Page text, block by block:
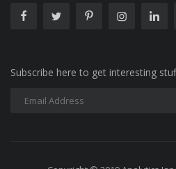
Subscribe here to get interesting